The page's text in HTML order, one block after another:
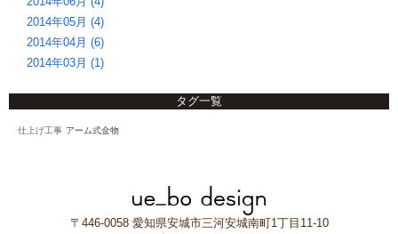
2014年05月 (4)
2014年04月 (6)
2014年03月 (1)
タグ一覧
仕上げ工事 アーム式金物
〒446-0058 愛知県安城市三河安城南町1丁目11-10